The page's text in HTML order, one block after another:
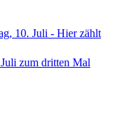
10. Juli - Hier zählt
zum dritten Mal